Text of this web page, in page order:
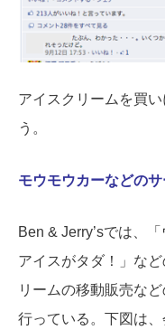
アイスクリームを買
う。
モウモウカーなどの
Ben & Jerry’sでは、
アイスがタダ！」な
リームの移動販売な
行っている。下図は